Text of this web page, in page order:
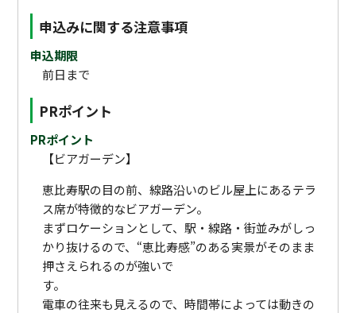
申込みに関する注意事項
申込期限
前日まで
PRポイント
PRポイント
【ビアガーデン】
恵比寿駅の目の前、線路沿いのビル屋上にあるテラ
ス席が特徴的なビアガーデン。
まずロケーションとして、駅・線路・街並みがしっ
かり抜けるので、“恵比寿感”のある実景がそのまま
押さえられるのが強いで
す
電車の往来も見えるので、時間帯によっては動きの